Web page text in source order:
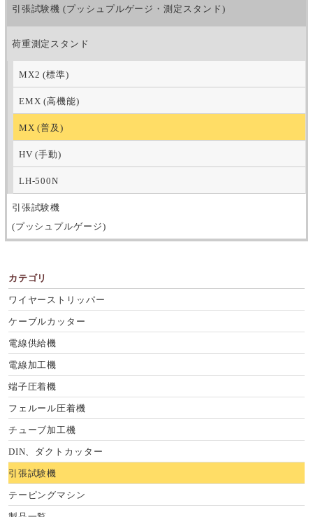
引張試験機 (プッシュプルゲージ・測定スタンド)
荷重測定スタンド
MX2 (標準)
EMX (高機能)
MX (普及)
HV (手動)
LH-500N
引張試験機
(プッシュプルゲージ)
カテゴリ
ワイヤーストリッパー
ケーブルカッター
電線供給機
電線加工機
端子圧着機
フェルール圧着機
チューブ加工機
DIN、ダクトカッター
引張試験機
テーピングマシン